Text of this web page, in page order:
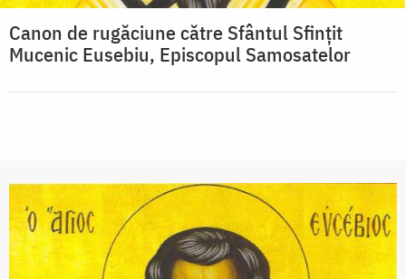
Canon de rugăciune către Sfântul Sfinţit
Mucenic Eusebiu, Episcopul Samosatelor